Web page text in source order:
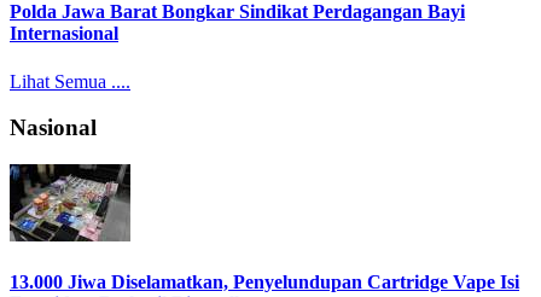
Polda Jawa Barat Bongkar Sindikat Perdagangan Bayi
Internasional
Lihat Semua ....
Nasional
13.000 Jiwa Diselamatkan, Penyelundupan Cartridge Vape Isi